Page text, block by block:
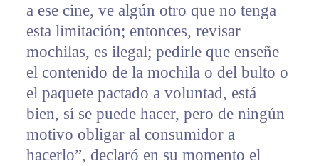
a ese cine, ve algún otro que no tenga
esta limitación; entonces, revisar
mochilas, es ilegal; pedirle que enseñe
el contenido de la mochila o del bulto o
el paquete pactado a voluntad, está
bien, sí se puede hacer, pero de ningún
motivo obligar al consumidor a
hacerlo”, declaró en su momento el